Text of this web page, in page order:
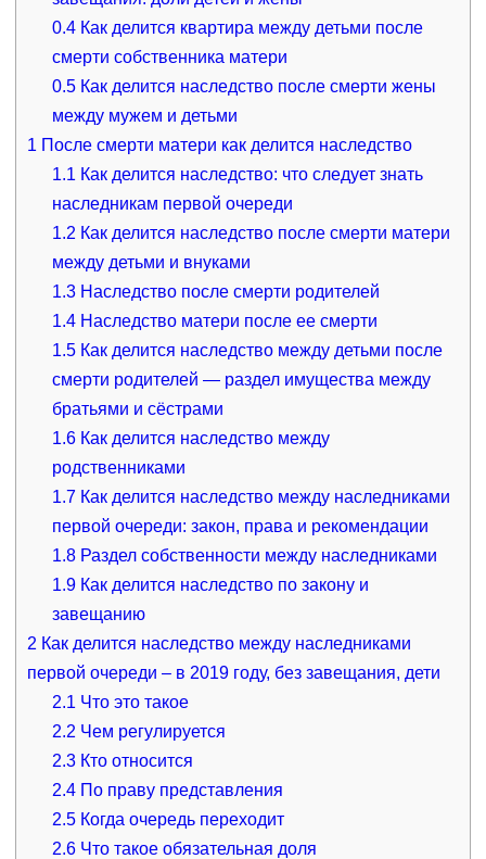
0.4 Как делится квартира между детьми после
смерти собственника матери
0.5 Как делится наследство после смерти жены
между мужем и детьми
1 После смерти матери как делится наследство
1.1 Как делится наследство: что следует знать
наследникам первой очереди
1.2 Как делится наследство после смерти матери
между детьми и внуками
1.3 Наследство после смерти родителей
1.4 Наследство матери после ее смерти
1.5 Как делится наследство между детьми после
смерти родителей — раздел имущества между
братьями и сёстрами
1.6 Как делится наследство между
родственниками
1.7 Как делится наследство между наследниками
первой очереди: закон, права и рекомендации
1.8 Раздел собственности между наследниками
1.9 Как делится наследство по закону и
завещанию
2 Как делится наследство между наследниками
первой очереди – в 2019 году, без завещания, дети
2.1 Что это такое
2.2 Чем регулируется
2.3 Кто относится
2.4 По праву представления
2.5 Когда очередь переходит
2.6 Что такое обязательная доля